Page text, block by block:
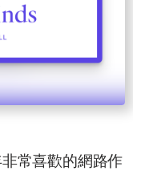
常喜歡的網路作